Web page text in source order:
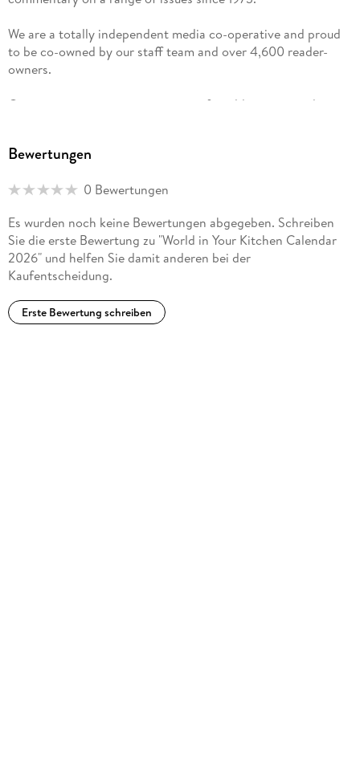
We are a totally independent media co-operative and proud
to be co-owned by our staff team and over 4,600 reader-
owners.
Our mission is to report on issues of world poverty and
debate and campaign for the radical changes necessary if
Bewertungen
0 Bewertungen
Es wurden noch keine Bewertungen abgegeben. Schreiben
Sie die erste Bewertung zu "World in Your Kitchen Calendar
2026" und helfen Sie damit anderen bei der
Kaufentscheidung.
Erste Bewertung schreiben